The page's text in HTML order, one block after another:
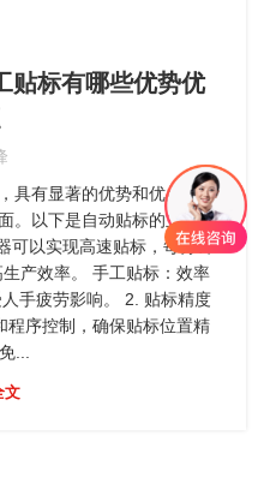
贴标有哪些优势优
具有显著的优势和优点，特
。以下是自动贴标的主要优
可以实现高速贴标，每分钟
产效率。 手工贴标：效率
手疲劳影响。 2. 贴标精度
程序控制，确保贴标位置精
...
文